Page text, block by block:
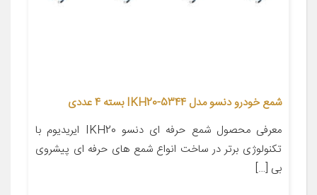
شمع خودرو دنسو مدل IKH20-5344 بسته 4 عددی
معرفی محصول شمع حرفه ای دنسو IKH20 ایریدیوم با
تکنولوژی برتر در ساخت انواع شمع های حرفه ای پیشروی
بی […]